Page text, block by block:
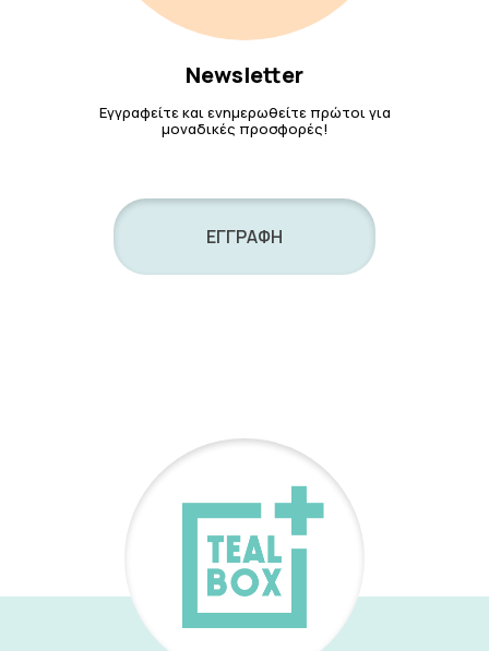
Newsletter
Εγγραφείτε και ενημερωθείτε πρώτοι για
μοναδικές προσφορές!
ΕΓΓΡΑΦΗ